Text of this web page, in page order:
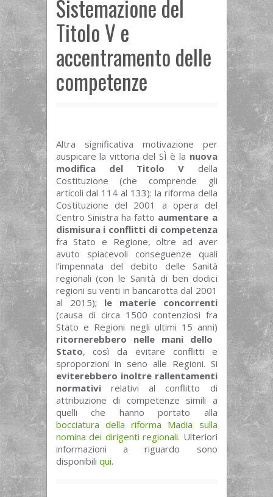
Sistemazione del
Titolo V e
accentramento delle
competenze
Altra significativa motivazione per
auspicare la vittoria del SÌ è la nuova
modifica del Titolo V della
Costituzione (che comprende gli
articoli dal 114 al 133): la riforma della
Costituzione del 2001 a opera del
Centro Sinistra ha fatto aumentare a
dismisura i conflitti di competenza
fra Stato e Regione, oltre ad aver
avuto spiacevoli conseguenze quali
l’impennata del debito delle Sanità
regionali (con le Sanità di ben dodici
regioni su venti in bancarotta dal 2001
al 2015); le materie concorrenti
(causa di circa 1500 contenziosi fra
Stato e Regioni negli ultimi 15 anni)
ritornerebbero nelle mani dello
Stato, così da evitare conflitti e
sproporzioni in seno alle Regioni. Si
eviterebbero inoltre rallentamenti
normativirelativi al conflitto di
attribuzione di competenze simili a
quelli che hanno portato alla
bocciatura della riforma Madia sulla
nomina dei dirigenti regionali. Ulteriori
informazioni a riguardo sono
disponibili qui.